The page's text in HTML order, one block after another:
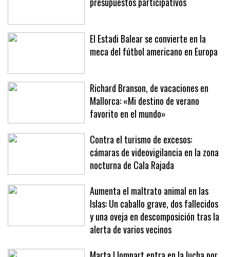
El pueblo decidirá en qué invertir los
El Estadi Balear se convierte en la
Richard Branson, de vacaciones en
Mallorca: «Mi destino de verano
favorito en el mundo»
Contra el turismo de excesos:
cámaras de videovigilancia en la zona
nocturna de Cala Rajada
Aumenta el maltrato animal en las
Islas: Un caballo grave, dos fallecidos
y una oveja en descomposición tras la
alerta de varios vecinos